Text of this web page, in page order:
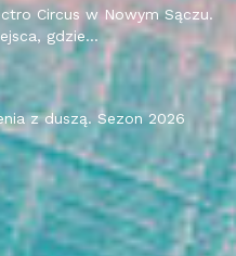
Circus w Nowym Sączu.
gdzie...
z duszą. Sezon 2026